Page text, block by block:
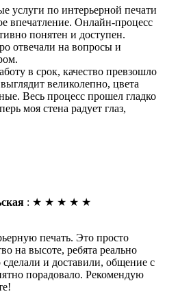
услуги по интерьерной печати
впечатление. Онлайн-процесс
понятен и доступен.
отвечали на вопросы и
в срок, качество превзошло
великолепно, цвета
Весь процесс прошел гладко
моя стена радует глаз,
: ★ ★ ★ ★ ★
печать. Это просто
на высоте, ребята реально
и доставили, общение с
порадовало. Рекомендую